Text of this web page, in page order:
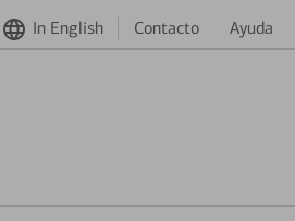
In English Contacto Ayuda